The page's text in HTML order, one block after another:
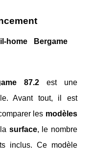
home Bergame
87.2est une
Avant tout, il est
les modèles
surface, le nombre
inclus. Ce modèle